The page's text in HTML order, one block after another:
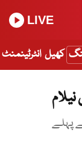
LIVE
کھیل انٹرٹینمنٹ
پہلے